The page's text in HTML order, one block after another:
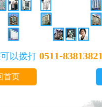
以拨打 0511-83813821
首页